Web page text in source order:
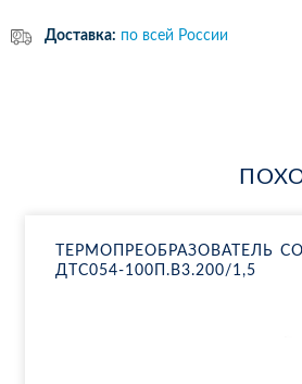
Доставка: по всей России
ТЕР­МО­ПРЕ­ОБ­РА­ЗО­ВА­ТЕЛЬ
ДТ­С054-100П.В3.200/1,5